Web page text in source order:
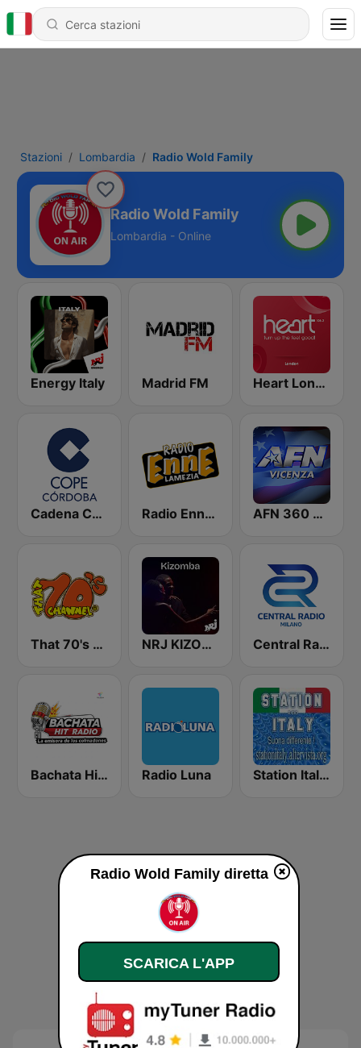
Stazioni Lombardia Radio Wold Family
Radio Wold Family
Lombardia - Online
Energy Italy Madrid FM Heart London
Cadena COPE Córdoba Radio Enne Lamezia AFN 360 Vicenza
That 70's Channel NRJ KIZOMBA Central Radio Milano
Bachata Hit Radio Radio Luna Station Italy 2
Radio Wold Family diretta
SCARICA L'APP